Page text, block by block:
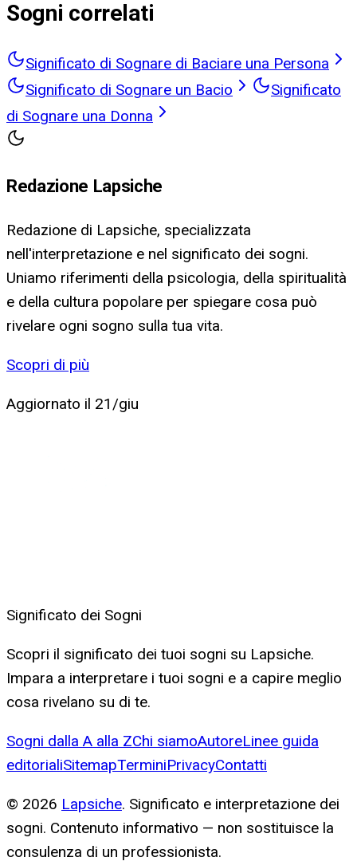
Sogni correlati
Significato di Sognare di Baciare una Persona
Significato di Sognare un Bacio
Significato
di Sognare una Donna
Redazione Lapsiche
Redazione di Lapsiche, specializzata
nell'interpretazione e nel significato dei sogni.
Uniamo riferimenti della psicologia, della spiritualità
e della cultura popolare per spiegare cosa può
rivelare ogni sogno sulla tua vita.
Scopri di più
Aggiornato il 21/giu
Significato dei Sogni
Scopri il significato dei tuoi sogni su Lapsiche.
Impara a interpretare i tuoi sogni e a capire meglio
cosa rivelano su di te.
Sogni dalla A alla ZChi siamoAutoreLinee guida
editorialiSitemapTerminiPrivacyContatti
© 2026 Lapsiche. Significato e interpretazione dei
sogni. Contenuto informativo — non sostituisce la
consulenza di un professionista.